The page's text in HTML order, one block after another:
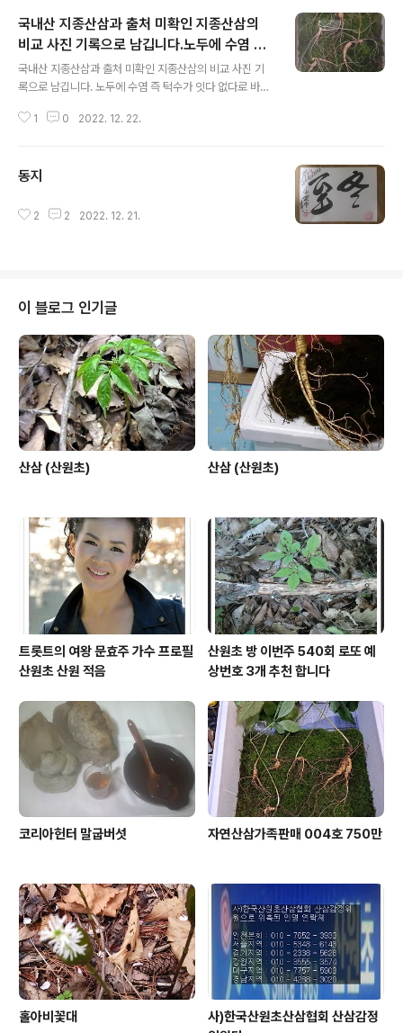
국내산 지종산삼과 출처 미확인 지종산삼의
비교 사진 기록으로 남깁니다.노두에 수염 즉
턱수가 잇다 없다로 바로 확인 됩니다
국내산 지종산삼과 출처 미확인 지종산삼의 비교 사진 기
록으로 남깁니다. 노두에 수염 즉 턱수가 잇다 없다로 바로
1 0 2022. 12. 22.
동지
2 2 2022. 12. 21.
이 블로그 인기글
산삼 (산원초) 산삼 (산원초)
트롯트의 여왕 문효주 가수 프로필
산원초 산원 적음
산원초 방 이번주 540회 로또 예
상번호 3개 추천 합니다
코리아헌터 말굽버섯 자연산삼가족판매 004호 750만
홀아비꽃대
사)한국산원초산삼협회 산삼감정